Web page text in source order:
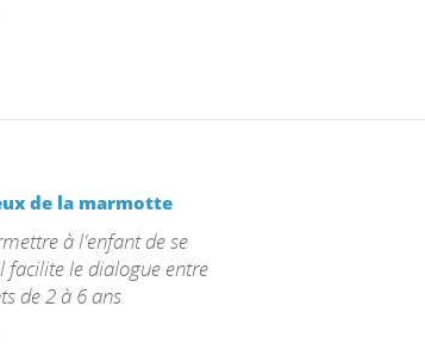
de la marmotte
à l'enfant de se
facilite le dialogue entre
de 2 à 6 ans